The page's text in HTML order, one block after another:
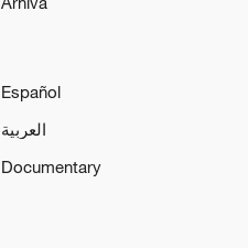
Español
العربية
Documentary